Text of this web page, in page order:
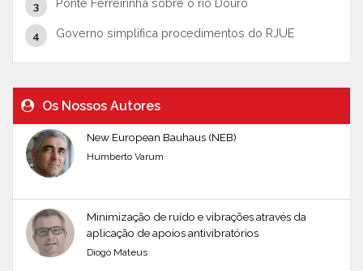
Ponte Ferreirinha sobre o rio Douro
Governo simplifica procedimentos do RJUE
Os Nossos Autores
New European Bauhaus (NEB)
Humberto Varum
Minimização de ruído e vibrações através da
aplicação de apoios antivibratórios
Diogo Mateus